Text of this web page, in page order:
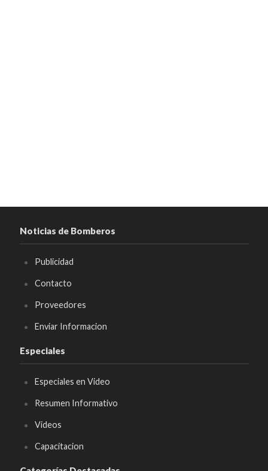
Noticias de Bomberos
Publicidad
Contacto
Proveedores
Enviar Informacion
Especiales
Especiales en Video
Resumen Informativo
Videos
Capacitacion